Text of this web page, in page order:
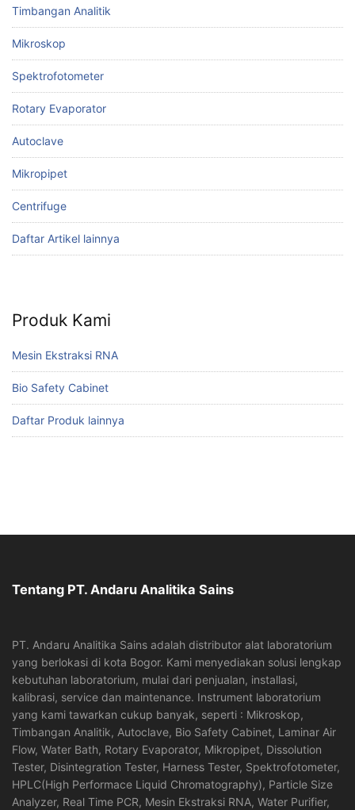
Timbangan Analitik
Mikroskop
Spektrofotometer
Rotary Evaporator
Autoclave
Mikropipet
Centrifuge
Daftar Artikel lainnya
Produk Kami
Mesin Ekstraksi RNA
Bio Safety Cabinet
Daftar Produk lainnya
Tentang PT. Andaru Analitika Sains
PT. Andaru Analitika Sains adalah distributor alat laboratorium
yang berlokasi di kota Bogor. Kami menyediakan solusi lengkap
kebutuhan laboratorium, mulai dari penjualan, installasi,
kalibrasi, service dan maintenance. Instrument laboratorium
yang kami tawarkan cukup banyak, seperti : Mikroskop,
Timbangan Analitik, Autoclave, Bio Safety Cabinet, Laminar Air
Flow, Water Bath, Rotary Evaporator, Mikropipet, Dissolution
Tester, Disintegration Tester, Harness Tester, Spektrofotometer,
HPLC(High Performace Liquid Chromatography), Particle Size
Analyzer, Real Time PCR, Mesin Ekstraksi RNA, Water Purifier,